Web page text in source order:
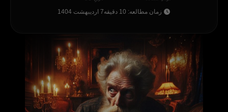
زمان مطالعه: 10 دقیقه 7 اردیبهشت 1404